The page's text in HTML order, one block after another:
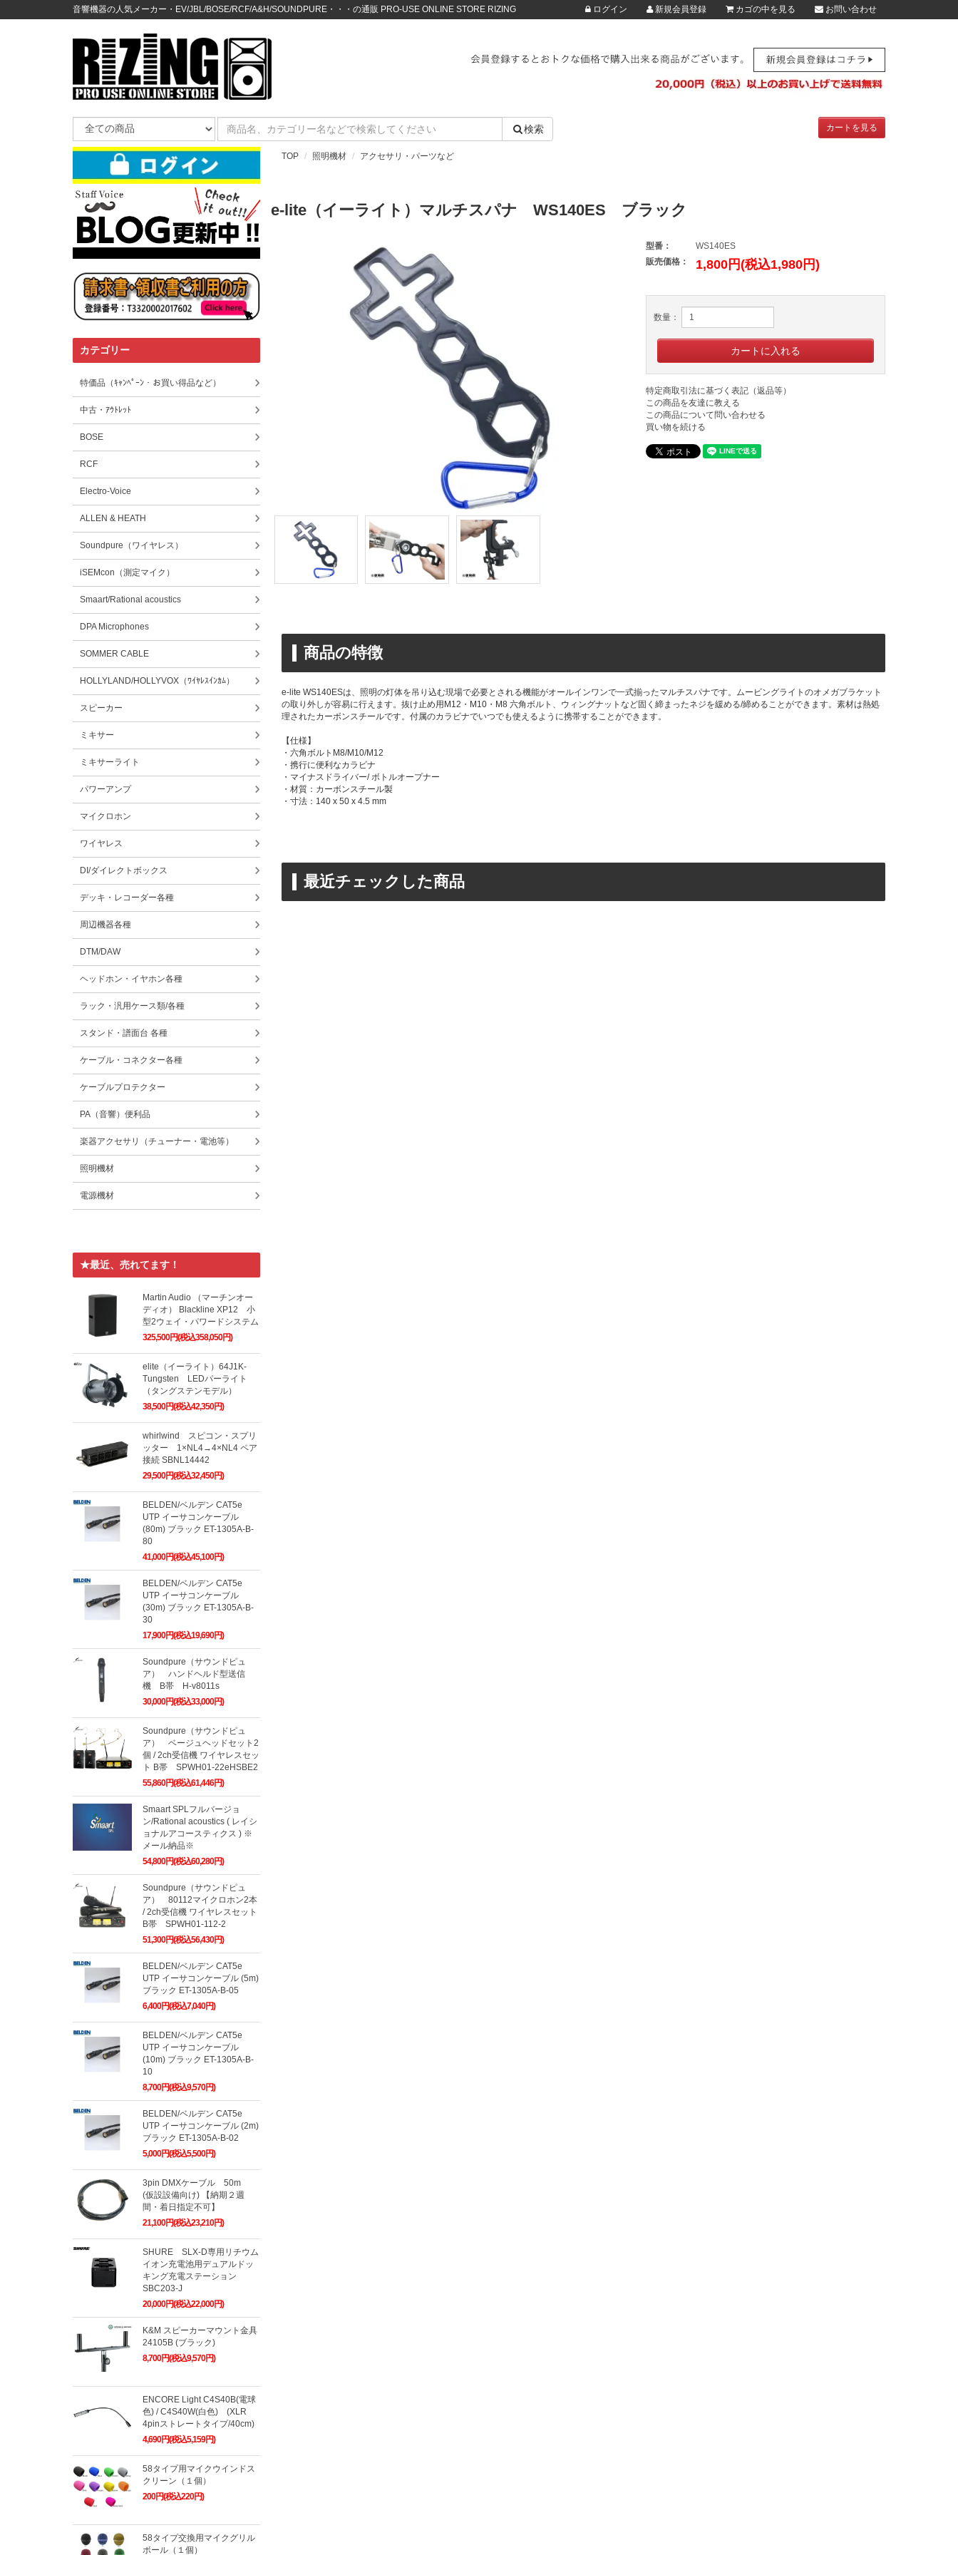
音響機器の人気メーカー・EV/JBL/BOSE/RCF/A&H/SOUNDPURE・・・の通販 PRO-USE ONLINE STORE RIZING ログイン 新規会員登録 カゴの中を見る お問い合わせ
検索 カートを見る
TOP 照明機材 アクセサリ・パーツなど
e-lite（イーライト）マルチスパナ WS140ES ブラック
型番：
WS140ES
販売価格：
1,800円(税込1,980円)
数量：
特定商取引法に基づく表記（返品等）
この商品を友達に教える
この商品について問い合わせる
買い物を続ける
商品の特徴
e-lite WS140ESは、照明の灯体を吊り込む現場で必要とされる機能がオールインワンで一式揃ったマルチスパナです。ムービングライトのオメガブラケット
の取り外しが容易に行えます。抜け止め用M12・M10・M8 六角ボルト、ウィングナットなど固く締まったネジを緩める/締めることができます。素材は熱処
理されたカーボンスチールです。付属のカラビナでいつでも使えるように携帯することができます。
【仕様】
・六角ボルトM8/M10/M12
・携行に便利なカラビナ
・マイナスドライバー/ ボトルオープナー
・材質：カーボンスチール製
・寸法：140 x 50 x 4.5 mm
最近チェックした商品
カテゴリー
特価品（ｷｬﾝﾍﾟｰﾝ・お買い得品など）
中古・ｱｳﾄﾚｯﾄ
BOSE
RCF
Electro-Voice
ALLEN & HEATH
Soundpure（ワイヤレス）
iSEMcon（測定マイク）
Smaart/Rational acoustics
DPA Microphones
SOMMER CABLE
HOLLYLAND/HOLLYVOX（ﾜｲﾔﾚｽｲﾝｶﾑ）
スピーカー
ミキサー
ミキサーライト
パワーアンプ
マイクロホン
ワイヤレス
DI/ダイレクトボックス
デッキ・レコーダー各種
周辺機器各種
DTM/DAW
ヘッドホン・イヤホン各種
ラック・汎用ケース類/各種
スタンド・譜面台 各種
ケーブル・コネクター各種
ケーブルプロテクター
PA（音響）便利品
楽器アクセサリ（チューナー・電池等）
照明機材
電源機材
★最近、売れてます！
Martin Audio （マーチンオー
ディオ） Blackline XP12 小
型2ウェイ・パワードシステム
325,500円(税込358,050円)
elite（イーライト）64J1K-
Tungsten LEDパーライト
（タングステンモデル）
38,500円(税込42,350円)
whirlwind スピコン・スプリ
ッター 1×NL4→4×NL4 ペア
接続 SBNL14442
29,500円(税込32,450円)
BELDEN/ベルデン CAT5e
UTP イーサコンケーブル
(80m) ブラック ET-1305A-B-
80
41,000円(税込45,100円)
BELDEN/ベルデン CAT5e
UTP イーサコンケーブル
(30m) ブラック ET-1305A-B-
30
17,900円(税込19,690円)
Soundpure（サウンドピュ
ア） ハンドヘルド型送信
機 B帯 H-v8011s
30,000円(税込33,000円)
Soundpure（サウンドピュ
ア） ベージュヘッドセット2
個 / 2ch受信機 ワイヤレスセッ
ト B帯 SPWH01-22eHSBE2
55,860円(税込61,446円)
Smaart SPLフルバージョ
ン/Rational acoustics ( レイシ
ョナルアコースティクス ) ※
メール納品※
54,800円(税込60,280円)
Soundpure（サウンドピュ
ア） 80112マイクロホン2本
/ 2ch受信機 ワイヤレスセット
B帯 SPWH01-112-2
51,300円(税込56,430円)
BELDEN/ベルデン CAT5e
UTP イーサコンケーブル (5m)
ブラック ET-1305A-B-05
6,400円(税込7,040円)
BELDEN/ベルデン CAT5e
UTP イーサコンケーブル
(10m) ブラック ET-1305A-B-
10
8,700円(税込9,570円)
BELDEN/ベルデン CAT5e
UTP イーサコンケーブル (2m)
ブラック ET-1305A-B-02
5,000円(税込5,500円)
3pin DMXケーブル 50m
(仮設設備向け) 【納期２週
間・着日指定不可】
21,100円(税込23,210円)
SHURE SLX-D専用リチウム
イオン充電池用デュアルドッ
キング充電ステーション
SBC203-J
20,000円(税込22,000円)
K&M スピーカーマウント金具
24105B (ブラック)
8,700円(税込9,570円)
ENCORE Light C4S40B(電球
色) / C4S40W(白色) (XLR
4pinストレートタイプ/40cm)
4,690円(税込5,159円)
58タイプ用マイクウインドス
クリーン（１個）
200円(税込220円)
58タイプ交換用マイクグリル
ボール（１個）